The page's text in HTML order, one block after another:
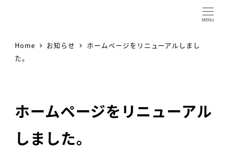
MENU
Home お知らせ
ホームページをリニューアルしまし
た。
ホームページをリニューアル
しました。